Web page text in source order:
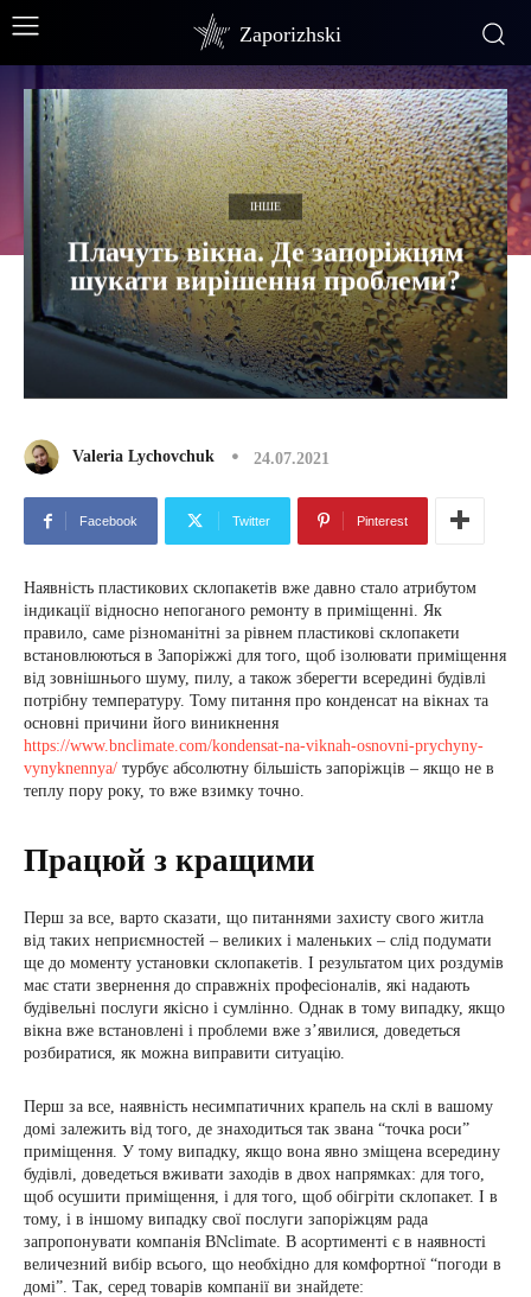
Zaporizhski
ІНШЕ
Плачуть вікна. Де запоріжцям
шукати вирішення проблеми?
Valeria Lychovchuk 24.07.2021
Facebook Twitter Pinterest
Наявність пластикових склопакетів вже давно стало атрибутом
індикації відносно непоганого ремонту в приміщенні. Як
правило, саме різноманітні за рівнем пластикові склопакети
встановлюються в Запоріжжі для того, щоб ізолювати приміщення
від зовнішнього шуму, пилу, а також зберегти всередині будівлі
потрібну температуру. Тому питання про конденсат на вікнах та
основні причини його виникнення
https://www.bnclimate.com/kondensat-na-viknah-osnovni-prychyny-
vynyknennya/ турбує абсолютну більшість запоріжців – якщо не в
теплу пору року, то вже взимку точно.
Працюй з кращими
Перш за все, варто сказати, що питаннями захисту свого житла
від таких неприємностей – великих і маленьких – слід подумати
ще до моменту установки склопакетів. І результатом цих роздумів
має стати звернення до справжніх професіоналів, які надають
будівельні послуги якісно і сумлінно. Однак в тому випадку, якщо
вікна вже встановлені і проблеми вже з’явилися, доведеться
розбиратися, як можна виправити ситуацію.
Перш за все, наявність несимпатичних крапель на склі в вашому
домі залежить від того, де знаходиться так звана “точка роси”
приміщення. У тому випадку, якщо вона явно зміщена всередину
будівлі, доведеться вживати заходів в двох напрямках: для того,
щоб осушити приміщення, і для того, щоб обігріти склопакет. І в
тому, і в іншому випадку свої послуги запоріжцям рада
запропонувати компанія BNclimate. В асортименті є в наявності
величезний вибір всього, що необхідно для комфортної “погоди в
домі”. Так, серед товарів компанії ви знайдете: